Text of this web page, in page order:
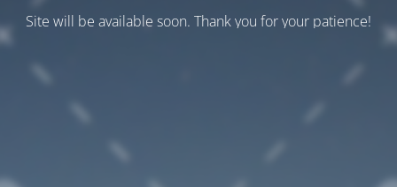
Site will be available soon. Thank you for your patience!